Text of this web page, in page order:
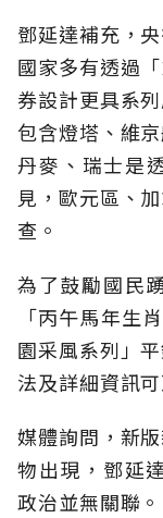
鄧延達補充，
國家多有透過
券設計更具系
包含燈塔、維
丹麥、瑞士是
見，歐元區、
查。
為了鼓勵國民
「丙午馬年生
園采風系列」
法及詳細資訊
媒體詢問，新
物出現，鄧延
政治並無關聯。